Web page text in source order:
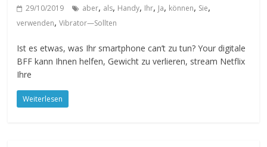
29/10/2019 aber, als, Handy, Ihr, Ja, können, Sie,
verwenden,Vibrator—Sollten
Ist es etwas, was Ihr smartphone can’t zu tun? Your digitale
BFF kann Ihnen helfen, Gewicht zu verlieren, stream Netflix
Ihre
Weiterlesen